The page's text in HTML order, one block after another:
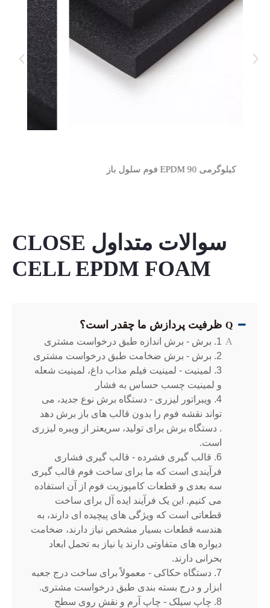
فوم سلول باز EPDM 90 کیلوگرمی
سوالات متداول CLOSE
CELL EPDM FOAM
Q ظرفیت پردازش ما چقدر است؟
A 1. برش - برش اندازه طبق درخواست مشتری
2. برش - برش ضخامت طبق درخواست مشتری
3. لمینیت - لمینیت فیلم مذاب داغ، لمینیت شعله
و لمینیت چسب حساس به فشار
4. ویبراتور لیزری - دستگاه برش نوع جدید، می
تواند نقشه فوم را بدون قالب های باز برش دهد
. دستگاه برش برای تولید، سریعتر از ویبره لیزری
است.
6. قالب گیری فشرده - قالب گیری فشاری
فرآیندی است که ما برای ساخت فوم قالب گیری
سه بعدی و قطعات کامپوزیت فوم از آن استفاده
می کنیم. این یک فرآیند ایده آل برای ساخت
قطعاتی است که ویژگی های پیچیده ای دارند، به
هندسه قطعات بسیار مشخص نیاز دارند، ضخامت
دیواره های متفاوتی دارند یا نیاز به تحمل ابعاد
بحرانی دارند.
7. دستگاه حکاکی - معمولاً برای ساخت درج جعبه
ابزار و درج بسته بندی طبق درخواست مشتری.
8. چاپ سیلک - چاپ آرم و نقش روی سطح